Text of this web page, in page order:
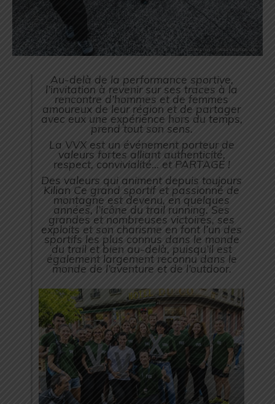
Au-delà de la performance sportive,
l’invitation à revenir sur ses traces à la
rencontre d’hommes et de femmes
amoureux de leur région et de partager
avec eux une expérience hors du temps,
prend tout son sens.
La VVX est un événement porteur de
valeurs fortes alliant authenticité,
respect, convivialité… et PARTAGE !
Des valeurs qui animent depuis toujours
Kilian Ce grand sportif et passionné de
montagne est devenu, en quelques
années, l’icône du trail running. Ses
grandes et nombreuses victoires, ses
exploits et son charisme en font l’un des
sportifs les plus connus dans le monde
du trail et bien au-delà, puisqu’il est
également largement reconnu dans le
monde de l’aventure et de l’outdoor.